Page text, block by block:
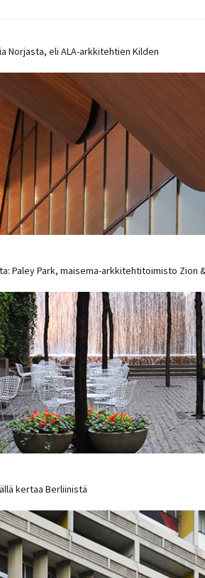
Norjasta, eli ALA-arkkitehtien Kilden
Paley Park, maisema-arkkitehtitoimisto Zion
kertaa Berliinistä